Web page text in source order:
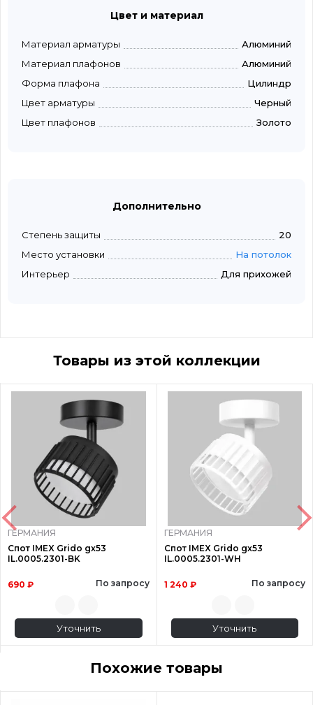
Цвет и материал
Материал арматуры
Алюминий
Материал плафонов
Алюминий
Форма плафона
Цилиндр
Цвет арматуры
Черный
Цвет плафонов
Золото
Дополнительно
Степень защиты
20
Место установки
На потолок
Интерьер
Для прихожей
Товары из этой коллекции
ГЕРМАНИЯ
Спот IMEX Grido gx53
IL.0005.2301-BK
690 ₽ По запросу
Уточнить
ГЕРМАНИЯ
Спот IMEX Grido gx53
IL.0005.2301-WH
1 240 ₽ По запросу
Уточнить
Похожие товары